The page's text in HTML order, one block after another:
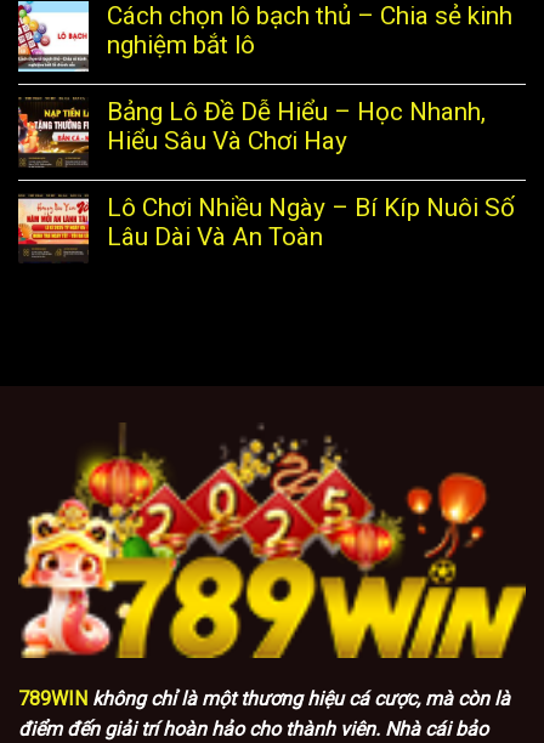
Cách chọn lô bạch thủ – Chia sẻ kinh
nghiệm bắt lô
Bảng Lô Đề Dễ Hiểu – Học Nhanh,
Hiểu Sâu Và Chơi Hay
Lô Chơi Nhiều Ngày – Bí Kíp Nuôi Số
Lâu Dài Và An Toàn
789WIN không chỉ là một thương hiệu cá cược, mà còn là
điểm đến giải trí hoàn hảo cho thành viên. Nhà cái bảo